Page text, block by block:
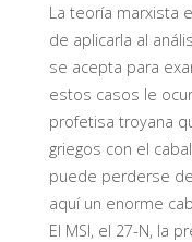
La teoría marxista
de aplicarla al
se acepta para
estos casos le
profetisa troyana
griegos con el
puede perderse
aquí un enorme
El MSI, el 27-N, la